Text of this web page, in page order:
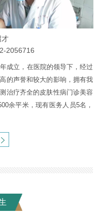
才
2056716
成立，在医院的领导下，经过
的声誉和较大的影响，拥有我
治疗齐全的皮肤性病门诊美容
余平米，现有医务人员5名，